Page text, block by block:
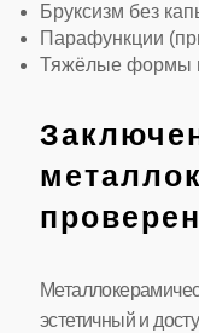
Бруксизм без
Парафункции
Тяжёлые формы
эстетичный и